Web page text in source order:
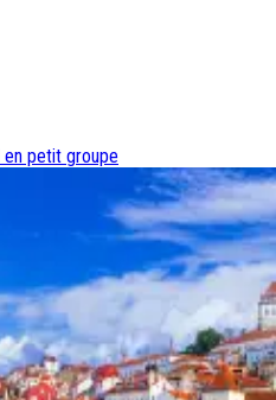
petit groupe